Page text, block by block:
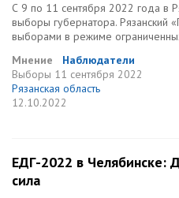
С 9 по 11 сентября 2022 года в
выборы губернатора. Рязанский
выборами в режиме
Мнение
Наблюдатели
Выборы 11 сентября 2022
Рязанская область
12.10.2022
ЕДГ-2022 в Челябинске:
сила